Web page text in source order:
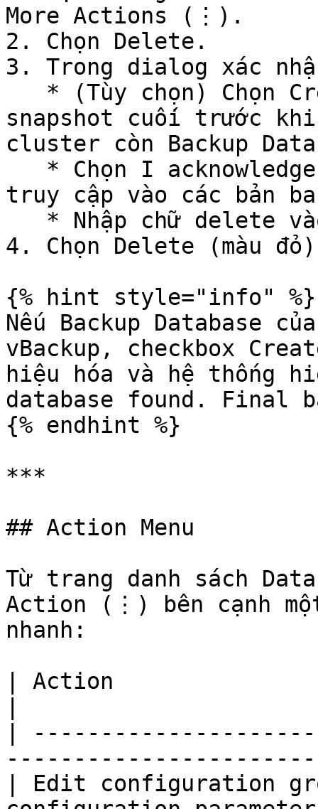
More Actions (⋮).
2. Chọn Delete.
3. Trong dialog xác
snapshot cuối trước
cluster còn Backup
truy cập vào các bản
4. Chọn Delete (màu
{% hint style="info" %}
Nếu Backup Database
vBackup, checkbox
hiệu hóa và hệ thống
database found. Final
{% endhint %}
***
## Action Menu
Từ trang danh sách
Action (⋮) bên cạnh
nhanh:
| Action
|
| Edit configuration